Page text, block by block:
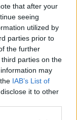
that after your
seeing
utilized by
parties prior to
the further
parties on the
may
IAB’s List of
it to other
and